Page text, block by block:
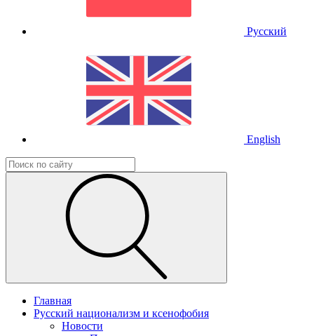
Русский
English
Главная
Русский национализм и ксенофобия
Новости